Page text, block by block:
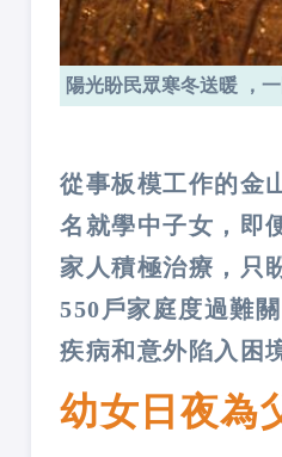
陽光盼民眾寒冬送暖 ，
從事板模工作的金
名就學中子女，即
家人積極治療，只
550戶家庭度過難
疾病和意外陷入困
幼女日夜為